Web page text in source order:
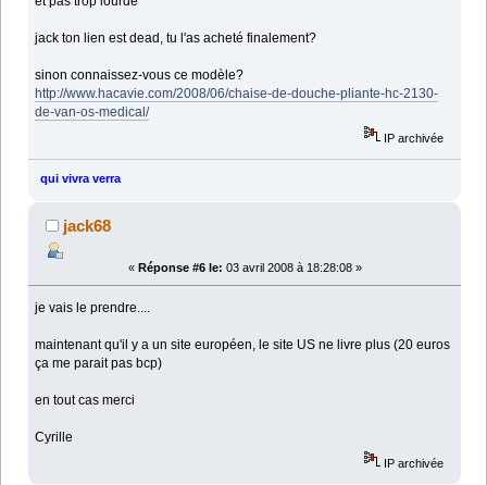
jack ton lien est dead, tu l'as acheté finalement?
sinon connaissez-vous ce modèle?
http://www.hacavie.com/2008/06/chaise-de-douche-pliante-hc-2130-
de-van-os-medical/
IP archivée
qui vivra verra
jack68
« Réponse #6 le: 03 avril 2008 à 18:28:08 »
je vais le prendre....
maintenant qu'il y a un site européen, le site US ne livre plus (20 euros
ça me parait pas bcp)
en tout cas merci
Cyrille
IP archivée